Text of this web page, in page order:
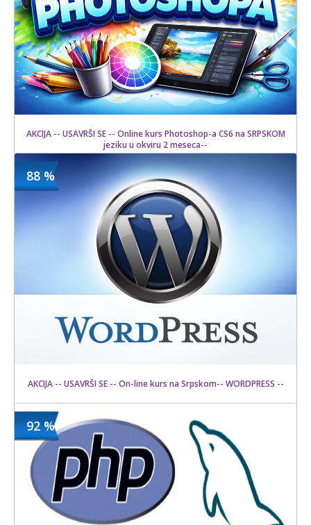
AKCIJA -- USAVRŠI SE -- Online kurs Photoshop-a CS6 na SRPSKOM
jeziku u okviru 2 meseca--
Kupljeno
9 kom.
1500 din
15000 din
88 %
AKCIJA -- USAVRŠI SE -- On-line kurs na Srpskom-- WORDPRESS --
Kupljeno
6 kom.
1500 din
12000 din
92 %